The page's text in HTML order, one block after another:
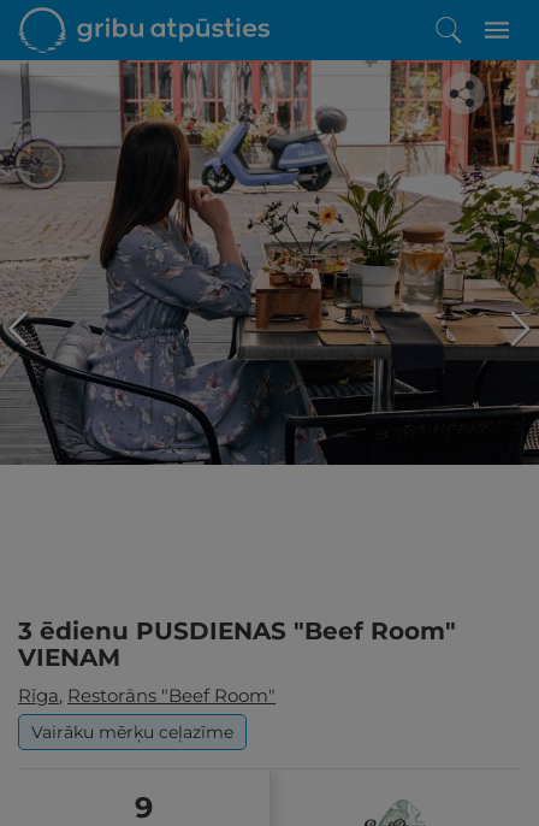
Iepatikās šis piedāvājums?
Līdz brīnišķīgai atpūtai atlikuši tikai daži soļi
PĒRKU
3 ēdienu PUSDIENAS "Beef Room"
VIENAM
Rīga, Restorāns "Beef Room"
Vairāku mērķu ceļazīme
9